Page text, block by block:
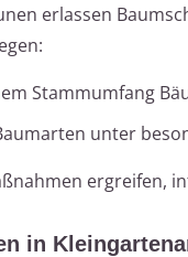
erlassen
Stammumfang
unter
ergreifen,
in